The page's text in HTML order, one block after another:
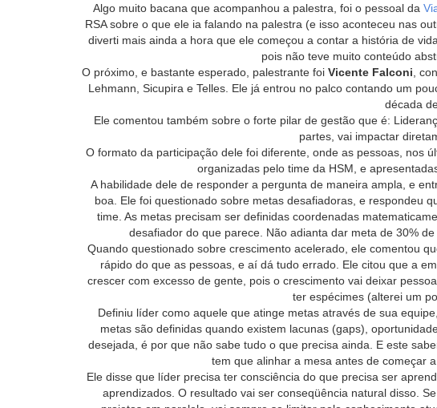
Algo muito bacana que acompanhou a palestra, foi o pessoal da
RSA sobre o que ele ia falando na palestra (e isso aconteceu nas
diverti mais ainda a hora que ele começou a contar a história de
pois não teve muito conteúdo
O próximo, e bastante esperado, palestrante foiVicente Falconi,
Lehmann, Sicupira e Telles. Ele já entrou no palco contando um
década
Ele comentou também sobre o forte pilar de gestão que é:
partes, vai impactar
O formato da participação dele foi diferente, onde as pessoas, nos
organizadas pelo time da HSM, e
A habilidade dele de responder a pergunta de maneira ampla, e
boa. Ele foi questionado sobre metas desafiadoras, e respondeu
time. As metas precisam ser definidas coordenadas
desafiador do que parece. Não adianta dar meta de 30%
Quando questionado sobre crescimento acelerado, ele comentou
rápido do que as pessoas, e aí dá tudo errado. Ele citou que a
crescer com excesso de gente, pois o crescimento vai deixar
ter espécimes (alterei um
Definiu líder como aquele que atinge metas através de sua
metas são definidas quando existem lacunas (gaps),
desejada, é por que não sabe tudo o que precisa ainda. E este
tem que alinhar a mesa antes de começar
Ele disse que líder precisa ter consciência do que precisa ser
aprendizados. O resultado vai ser conseqüência natural disso.